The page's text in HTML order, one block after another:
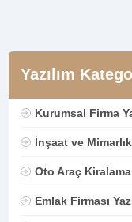
Yazılım
Kurumsal Firma
İnşaat ve Mimarlık
Oto Araç Kiralama
Emlak Firması